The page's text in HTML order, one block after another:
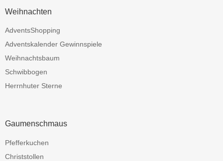
Weihnachten
AdventsShopping
Adventskalender Gewinnspiele
Weihnachtsbaum
Schwibbogen
Herrnhuter Sterne
Gaumenschmaus
Pfefferkuchen
Christstollen